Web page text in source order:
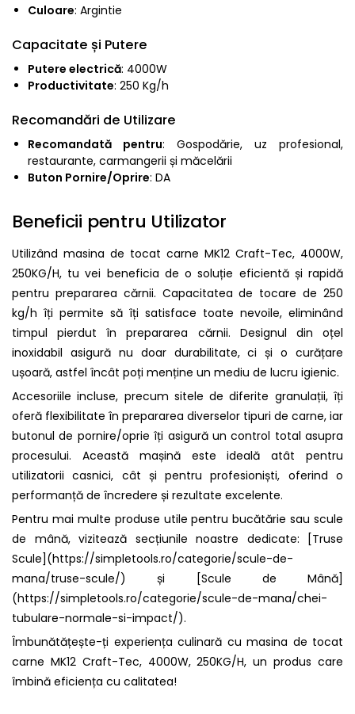
Culoare: Argintie
Capacitate și Putere
Putere electrică: 4000W
Productivitate: 250 Kg/h
Recomandări de Utilizare
Recomandată pentru: Gospodărie, uz profesional,
restaurante, carmangerii și măcelării
Buton Pornire/Oprire: DA
Beneficii pentru Utilizator
Utilizând masina de tocat carne MK12 Craft-Tec, 4000W,
250KG/H, tu vei beneficia de o soluție eficientă și rapidă
pentru prepararea cărnii. Capacitatea de tocare de 250
kg/h îți permite să îți satisface toate nevoile, eliminând
timpul pierdut în prepararea cărnii. Designul din oțel
inoxidabil asigură nu doar durabilitate, ci și o curățare
ușoară, astfel încât poți menține un mediu de lucru igienic.
Accesoriile incluse, precum sitele de diferite granulații, îți
oferă flexibilitate în prepararea diverselor tipuri de carne, iar
butonul de pornire/oprie îți asigură un control total asupra
procesului. Această mașină este ideală atât pentru
utilizatorii casnici, cât și pentru profesioniști, oferind o
performanță de încredere și rezultate excelente.
Pentru mai multe produse utile pentru bucătărie sau scule
de mână, vizitează secțiunile noastre dedicate: [Truse
Scule](https://simpletools.ro/categorie/scule-de-
mana/truse-scule/) și [Scule de Mână]
(https://simpletools.ro/categorie/scule-de-mana/chei-
tubulare-normale-si-impact/).
Îmbunătățește-ți experiența culinară cu masina de tocat
carne MK12 Craft-Tec, 4000W, 250KG/H, un produs care
îmbină eficiența cu calitatea!